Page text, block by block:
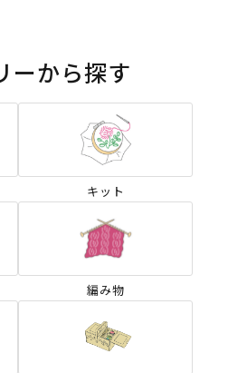
ーから探す
キット
編み物